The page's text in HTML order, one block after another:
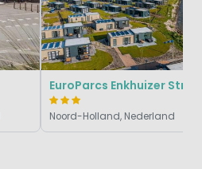
Noord-Holland, Nederland